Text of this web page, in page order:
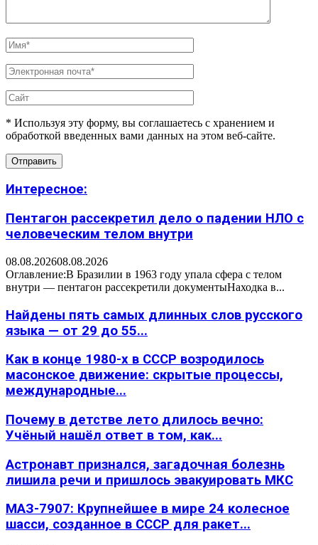
* Используя эту форму, вы соглашаетесь с хранением и
обработкой введенных вами данных на этом веб-сайте.
Интересное:
Пентагон рассекретил дело о падении НЛО с
человеческим телом внутри
08.08.202608.08.2026
Оглавление:В Бразилии в 1963 году упала сфера с телом
внутри — пентагон рассекретили документыНаходка в...
Найдены пять самых длинных слов русского
языка — от 29 до 55...
Как в конце 1980-х в СССР возродилось
масонское движение: скрытые процессы,
международные...
Почему в детстве лето длилось вечно:
Учёный нашёл ответ в том, как...
Астронавт признался, загадочная болезнь
лишила речи и пришлось эвакуировать МКС
МАЗ-7907: Крупнейшее в мире 24 колесное
шасси, созданное в СССР для ракет...